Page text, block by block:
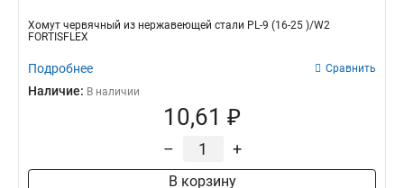
Хомут червячный из нержавеющей стали PL-9 (16-25 )/W2
FORTISFLEX
Подробнее Сравнить
Наличие: В наличии
10,61 ₽
– +
В корзину